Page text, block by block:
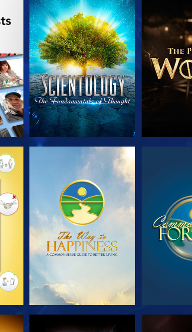
ANSEHEN